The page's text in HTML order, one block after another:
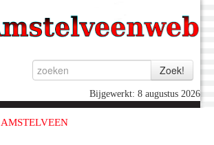
Bijgewerkt: 8 augustus 2026
AMSTELVEEN